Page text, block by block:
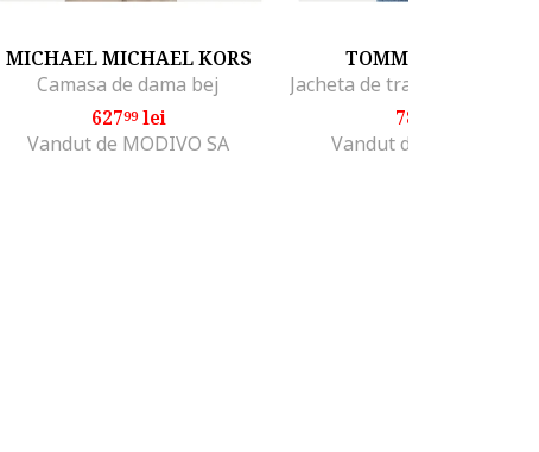
MICHAEL MICHAEL KORS
Camasa de dama bej
62799lei
Vandut de MODIVO SA
TOMMY HILFIGER
781
Vandut de MODIVO SA